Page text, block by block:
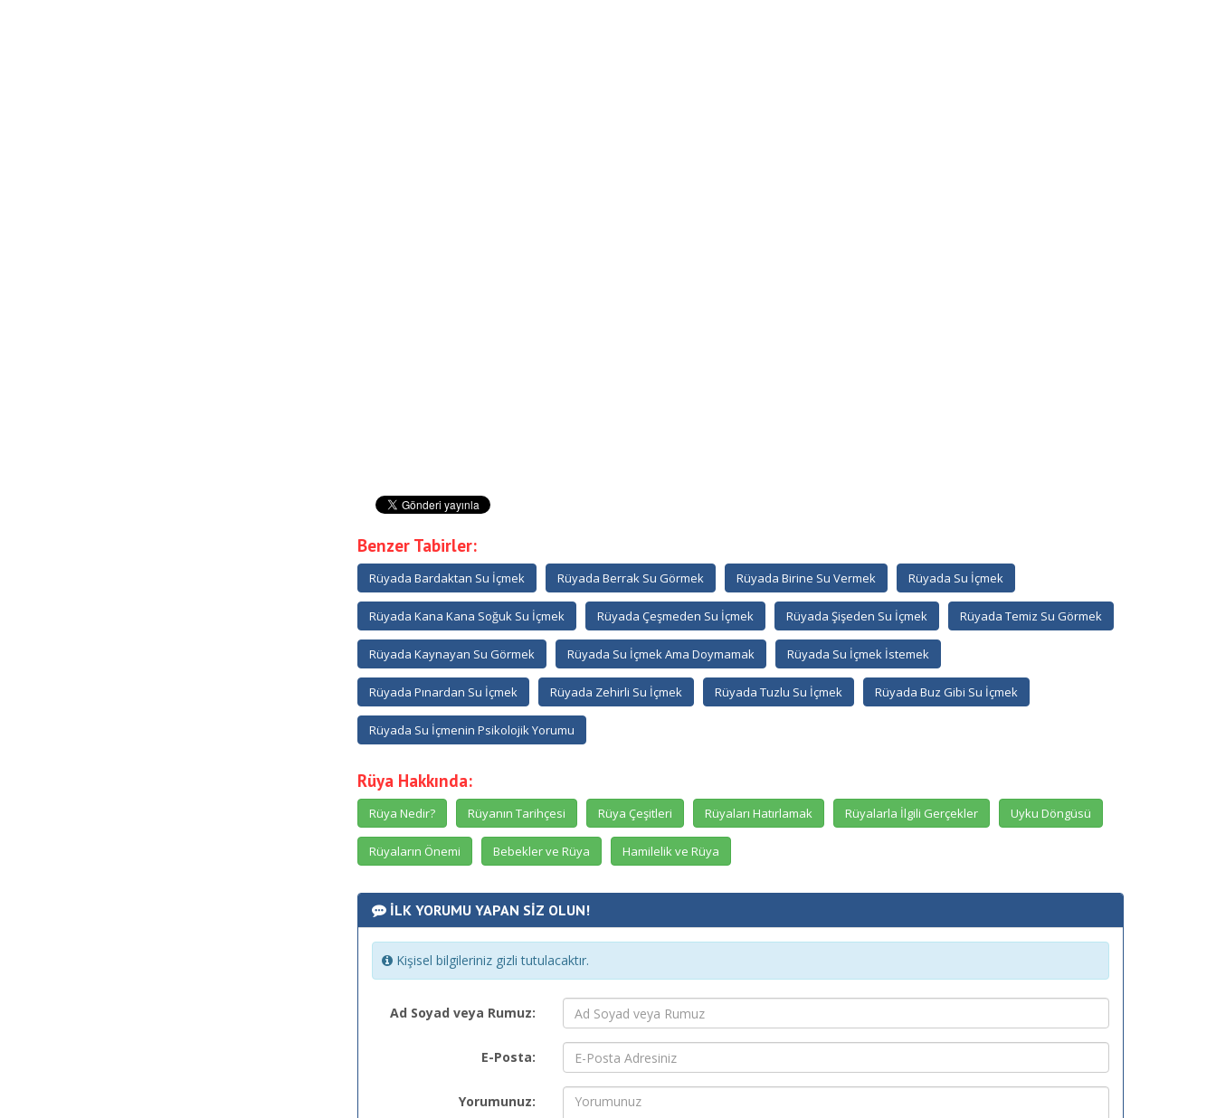
Benzer Tabirler:
Rüyada Bardaktan Su İçmek Rüyada Berrak Su Görmek Rüyada Birine Su Vermek Rüyada Su İçmek
Rüyada Kana Kana Soğuk Su İçmek Rüyada Çeşmeden Su İçmek Rüyada Şişeden Su İçmek Rüyada Temiz Su Görmek
Rüyada Kaynayan Su Görmek Rüyada Su İçmek Ama Doymamak Rüyada Su İçmek İstemek
Rüyada Pınardan Su İçmek Rüyada Zehirli Su İçmek Rüyada Tuzlu Su İçmek Rüyada Buz Gibi Su İçmek
Rüyada Su İçmenin Psikolojik Yorumu
Rüya Hakkında:
Rüya Nedir? Rüyanın Tarihçesi Rüya Çeşitleri Rüyaları Hatırlamak Rüyalarla İlgili Gerçekler Uyku Döngüsü
Rüyaların Önemi Bebekler ve Rüya Hamilelik ve Rüya
İLK YORUMU YAPAN SİZ OLUN!
Kişisel bilgileriniz gizli tutulacaktır.
Ad Soyad veya Rumuz:
E-Posta:
Yorumunuz: